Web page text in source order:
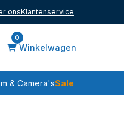
onsKlantenservice
0
Winkelwagen
& Camera'sSale